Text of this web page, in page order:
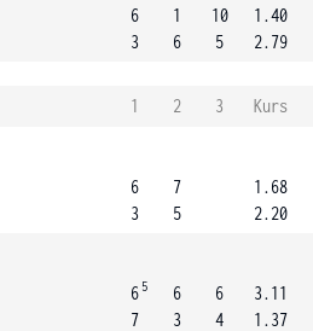
6
3
1
6
10
5
1.40
2.79
1 2 3
Kurs
6
3
7
5
1.68
2.20
6 5
7
6
3
6
4
3.11
1.37